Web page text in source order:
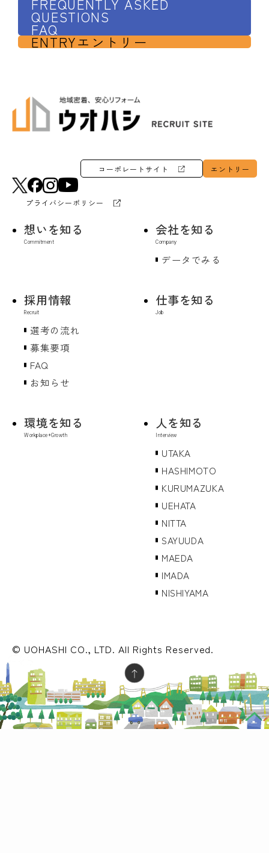
FREQUENTLY ASKED
QUESTIONS
FAQ
ENTRYエントリー
コーポレートサイト エントリー
プライバシーポリシー
想いを知る 会社を知る
データでみる
採用情報
選考の流れ
募集要項
FAQ
お知らせ
仕事を知る
環境を知る 人を知る
UTAKA
HASHIMOTO
KURUMAZUKA
UEHATA
NITTA
SAYUUDA
MAEDA
IMADA
NISHIYAMA
© UOHASHI CO., LTD. All Rights Reserved.